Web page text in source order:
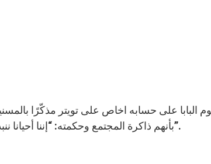
البابا على حسابه اخاص على تويتر مذكّرًا
بأنهم ذاكرة المجتمع وحكمته: “إننا أحيانا ننبذ المسنين، لكنهم كنز ثمين: إن نبذهم هو إجحاف وخسارة لا تعوض”.